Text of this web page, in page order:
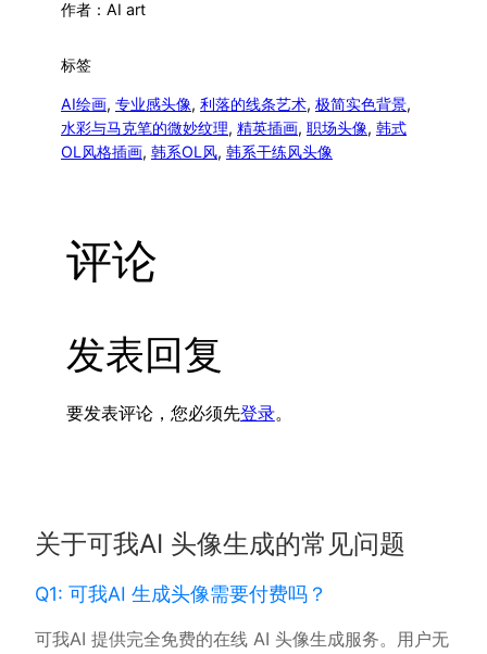
作者： AI art
标签
AI绘画, 专业感头像, 利落的线条艺术, 极简实色背景
水彩与马克笔的微妙纹理, 精英插画, 职场头像, 韩式
OL风格插画, 韩系OL风, 韩系干练风头像
评论
发表回复
要发表评论，您必须先登录。
关于可我AI 头像生成的常见问题
Q1: 可我AI 生成头像需要付费吗？
可我AI 提供完全免费的在线 AI 头像生成服务。用户无